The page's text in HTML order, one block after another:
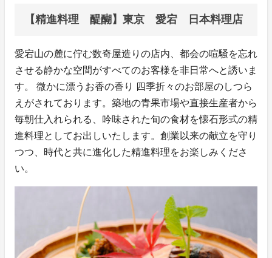
【精進料理 醍醐】東京 愛宕 日本料理店
愛宕山の麓に佇む数奇屋造りの店内、都会の喧騒を忘れ
させる静かな空間がすべてのお客様を非日常へと誘いま
す。 微かに漂うお香の香り 四季折々のお部屋のしつら
えがされております。築地の青果市場や直接生産者から
毎朝仕入れられる、吟味された旬の食材を懐石形式の精
進料理としてお出しいたします。創業以来の献立を守り
つつ、時代と共に進化した精進料理をお楽しみくださ
い。